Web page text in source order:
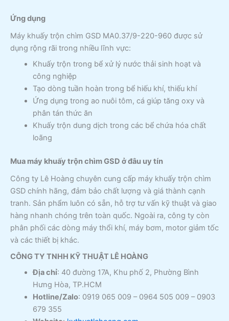
Ứng dụng
Máy khuấy trộn chìm GSD MA0.37/9-220-960 được sử
dụng rộng rãi trong nhiều lĩnh vực:
Khuấy trộn trong bể xử lý nước thải sinh hoạt và
công nghiệp
Tạo dòng tuần hoàn trong bể hiếu khí, thiếu khí
Ứng dụng trong ao nuôi tôm, cá giúp tăng oxy và
phân tán thức ăn
Khuấy trộn dung dịch trong các bể chứa hóa chất
loãng
Mua máy khuấy trộn chìm GSD ở đâu uy tín
Công ty Lê Hoàng chuyên cung cấp máy khuấy trộn chìm
GSD chính hãng, đảm bảo chất lượng và giá thành cạnh
tranh. Sản phẩm luôn có sẵn, hỗ trợ tư vấn kỹ thuật và giao
hàng nhanh chóng trên toàn quốc. Ngoài ra, công ty còn
phân phối các dòng máy thổi khí, máy bơm, motor giảm tốc
và các thiết bị khác.
CÔNG TY TNHH KỸ THUẬT LÊ HOÀNG
Địa chỉ: 40 đường 17A, Khu phố 2, Phường Bình
Hưng Hòa, TP.HCM
Hotline/Zalo: 0919 065 009 – 0964 505 009 – 0903
679 355